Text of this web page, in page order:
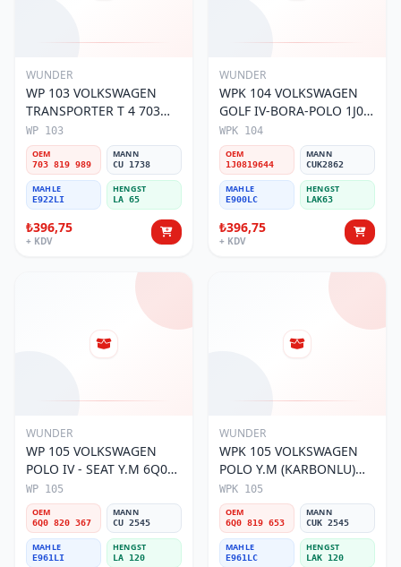
WUNDER
WP 103 VOLKSWAGEN
TRANSPORTER T 4 703
819 989 Polen Filtresi
WP 103
OEM
703 819 989
MANN
CU 1738
MAHLE
E922LI
HENGST
LA 65
₺396,75
+ KDV
WUNDER
WPK 104 VOLKSWAGEN
GOLF IV-BORA-POLO 1J0
819 644 Polen Filtresi
WPK 104
OEM
1J0819644
MANN
CUK2862
MAHLE
E900LC
HENGST
LAK63
₺396,75
+ KDV
WUNDER
WP 105 VOLKSWAGEN
POLO IV - SEAT Y.M 6Q0
820 367 Polen Filtresi
WP 105
OEM
6Q0 820 367
MANN
CU 2545
MAHLE
E961LI
HENGST
LA 120
WUNDER
WPK 105 VOLKSWAGEN
POLO Y.M (KARBONLU)
6Q0 819 653 Polen Filtresi
WPK 105
OEM
6Q0 819 653
MANN
CUK 2545
MAHLE
E961LC
HENGST
LAK 120